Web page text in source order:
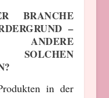
BRANCHE
–
ANDERE
SOLCHEN
in der